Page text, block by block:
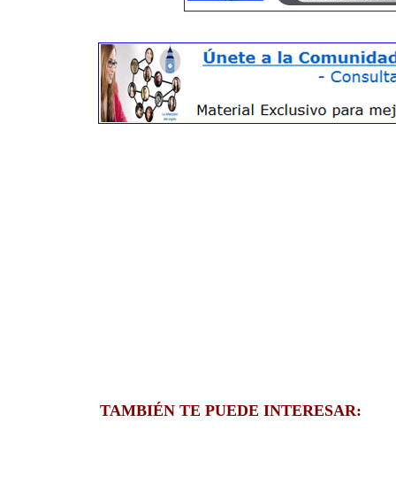
TAMBIÉN TE PUEDE INTERESAR: